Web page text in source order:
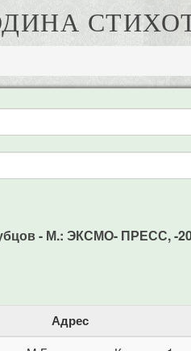
- М.: ЭКСМО- ПРЕСС, -
Адрес